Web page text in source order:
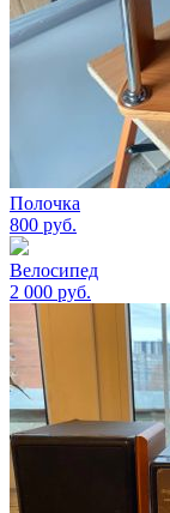
Полочка
800 руб.
Велосипед
2 000 руб.